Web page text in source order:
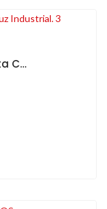
Apartamento localizado em Santa Cruz Industrial. 3 quartos (1 suítes), 1 banheiros e 1 vagas.